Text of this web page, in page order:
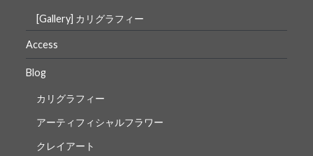
[Gallery] カリグラフィー
Access
Blog
カリグラフィー
アーティフィシャルフラワー
クレイアート